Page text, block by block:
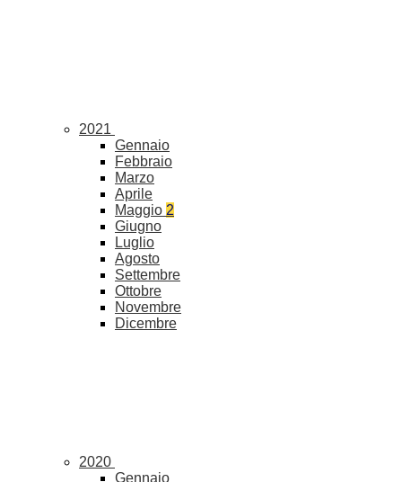
2021
Gennaio
Febbraio
Marzo
Aprile
Maggio 2
Giugno
Luglio
Agosto
Settembre
Ottobre
Novembre
Dicembre
2020
Gennaio